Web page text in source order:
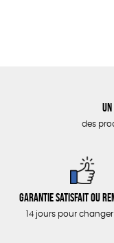
des
Garantie satisfait ou
14 jours pour